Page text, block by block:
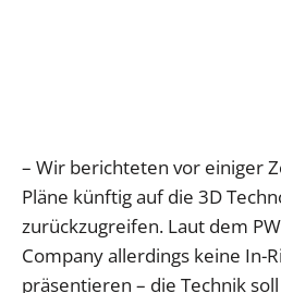
– Wir berichteten vor einiger
Pläne künftig auf die 3D
zurückzugreifen. Laut dem
Company allerdings keine In-
präsentieren – die Technik